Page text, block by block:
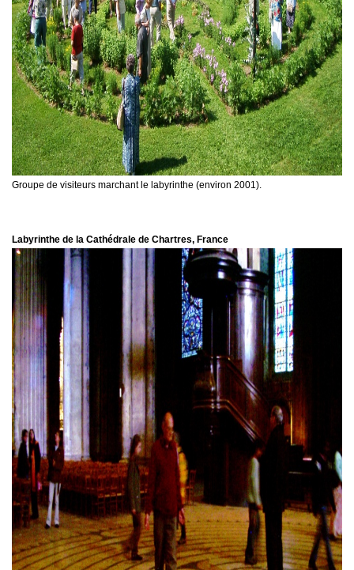
Groupe de visiteurs marchant le labyrinthe (environ 2001).
Labyrinthe de la Cathédrale de Chartres, France